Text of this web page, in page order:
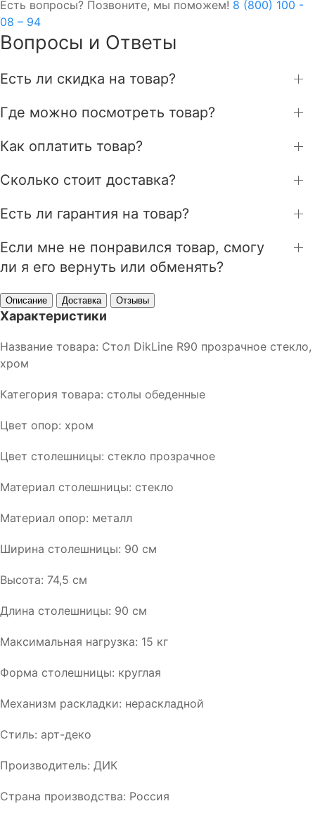
Есть вопросы? Позвоните, мы поможем! 8 (800) 100 -
08 – 94
Вопросы и Ответы
Есть ли скидка на товар?
Где можно посмотреть товар?
Как оплатить товар?
Сколько стоит доставка?
Есть ли гарантия на товар?
Если мне не понравился товар, смогу
ли я его вернуть или обменять?
Описание Доставка Отзывы
Характеристики
Название товара: Стол DikLine R90 прозрачное стекло,
хром
Категория товара: столы обеденные
Цвет опор: хром
Цвет столешницы: стекло прозрачное
Материал столешницы: стекло
Материал опор: металл
Ширина столешницы: 90 см
Высота: 74,5 см
Длина столешницы: 90 см
Максимальная нагрузка: 15 кг
Форма столешницы: круглая
Механизм раскладки: нераскладной
Стиль: арт-деко
Производитель: ДИК
Страна производства: Россия